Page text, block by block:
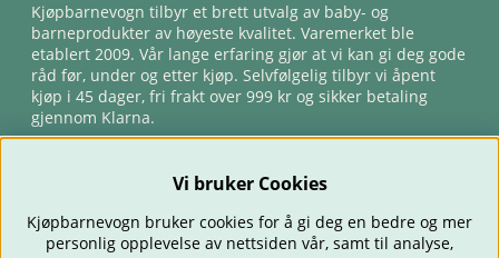
Kjøpbarnevogn tilbyr et brett utvalg av baby- og
barneprodukter av høyeste kvalitet. Varemerket ble
etablert 2009. Vår lange erfaring gjør at vi kan gi deg gode
råd før, under og etter kjøp. Selvfølgelig tilbyr vi åpent
kjøp i 45 dager, fri frakt over 999 kr og sikker betaling
gjennom Klarna.
Vi bruker Cookies
Kjøpbarnevogn bruker cookies for å gi deg en bedre og mer
personlig opplevelse av nettsiden vår, samt til analyse,